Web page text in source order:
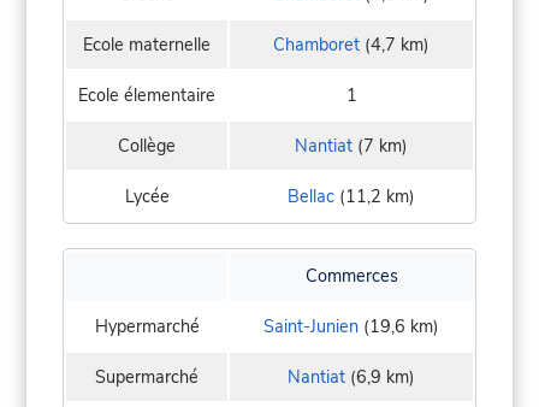
Ecole maternelle Chamboret (4,7 km)
Ecole élementaire 1
Collège Nantiat (7 km)
Lycée Bellac (11,2 km)
Commerces
Hypermarché Saint-Junien (19,6 km)
Supermarché Nantiat (6,9 km)